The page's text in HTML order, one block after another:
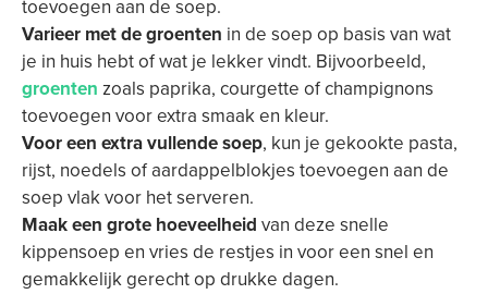
toevoegen aan de soep.
Varieer met de groenten in de soep op basis van wat
je in huis hebt of wat je lekker vindt. Bijvoorbeeld,
groenten zoals paprika, courgette of champignons
toevoegen voor extra smaak en kleur.
Voor een extra vullende soep, kun je gekookte pasta,
rijst, noedels of aardappelblokjes toevoegen aan de
soep vlak voor het serveren.
Maak een grote hoeveelheid van deze snelle
kippensoep en vries de restjes in voor een snel en
gemakkelijk gerecht op drukke dagen.